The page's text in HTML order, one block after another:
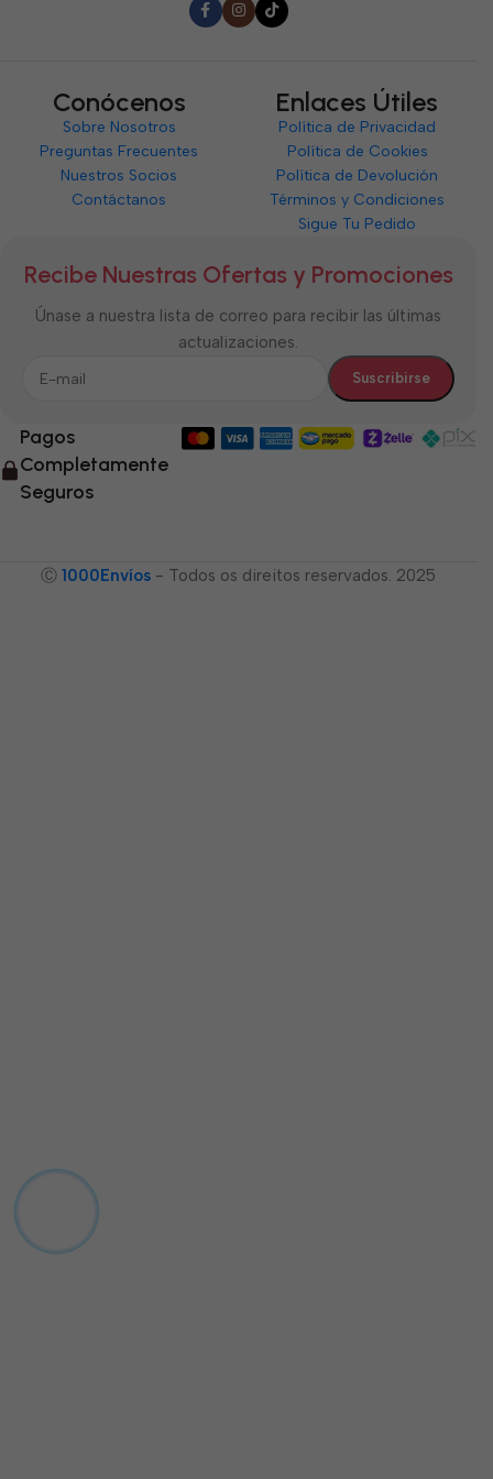
Conócenos
Sobre Nosotros
Preguntas Frecuentes
Nuestros Socios
Contáctanos
Enlaces Útiles
Política de Privacidad
Política de Cookies
Política de Devolución
Términos y Condiciones
Sigue Tu Pedido
Recibe Nuestras Ofertas y Promociones
Únase a nuestra lista de correo para recibir las últimas
actualizaciones.
Pagos
Completamente
Seguros
Ⓒ 1000Envíos - Todos os direitos reservados. 2025